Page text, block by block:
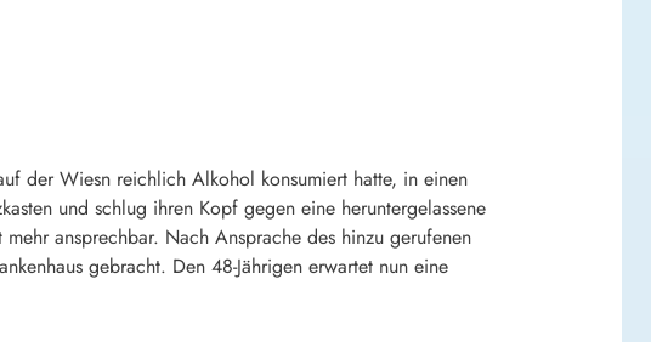
der Wiesn reichlich Alkohol konsumiert hatte, in einen
und schlug ihren Kopf gegen eine heruntergelassene
ansprechbar. Nach Ansprache des hinzu gerufenen
gebracht. Den 48-Jährigen erwartet nun eine